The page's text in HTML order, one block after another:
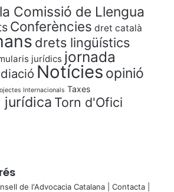
Comissió de Llengua
Conferències dret català
drets lingüístics
jurídics jornada
Notícies opinió
Internacionals Taxes
jurídica Torn d'Ofici
de l'Advocacia Catalana | Contacta